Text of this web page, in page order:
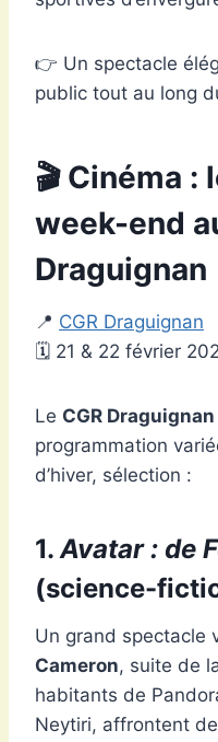
👉 Un spectacle
public tout au long
🎬 Cinéma
week-end
Draguignan
📍 CGR Draguignan
🗓 21 & 22 février
Le CGR Draguignan
programmation
d’hiver, sélection :
1.Avatar : de
(science-
Un grand spectacle
Cameron, suite de
habitants de
Neytiri, affrontent